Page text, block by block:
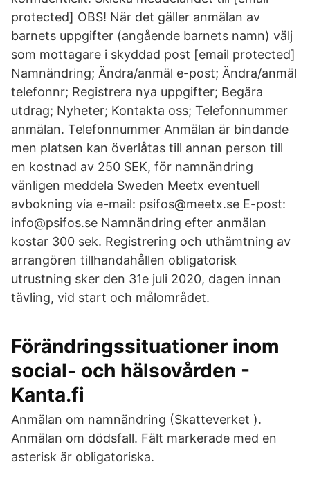
protected] OBS! När det gäller anmälan av
barnets uppgifter (angående barnets namn) välj
som mottagare i skyddad post [email protected]
Namnändring; Ändra/anmäl e-post; Ändra/anmäl
telefonnr; Registrera nya uppgifter; Begära
utdrag; Nyheter; Kontakta oss; Telefonnummer
anmälan. Telefonnummer Anmälan är bindande
men platsen kan överlåtas till annan person till
en kostnad av 250 SEK, för namnändring
vänligen meddela Sweden Meetx eventuell
avbokning via e-mail: psifos@meetx.se E-post:
info@psifos.se Namnändring efter anmälan
kostar 300 sek. Registrering och uthämtning av
arrangören tillhandahållen obligatorisk
utrustning sker den 31e juli 2020, dagen innan
tävling, vid start och målområdet.
Förändringssituationer inom
social- och hälsovården -
Kanta.fi
Anmälan om namnändring (Skatteverket ).
Anmälan om dödsfall. Fält markerade med en
asterisk är obligatoriska.